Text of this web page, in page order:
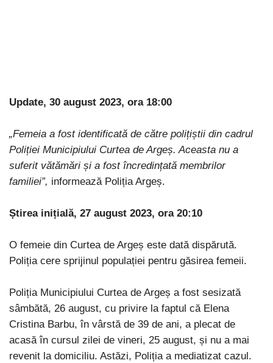
Update, 30 august 2023, ora 18:00
„Femeia a fost identificată de către polițiștii din cadrul
Poliției Municipiului Curtea de Argeș. Aceasta nu a
suferit vătămări și a fost încredințată membrilor
familiei”, informează Poliția Argeș.
Știrea inițială, 27 august 2023, ora 20:10
O femeie din Curtea de Argeș este dată dispărută.
Poliția cere sprijinul populației pentru găsirea femeii.
Poliția Municipiului Curtea de Argeș a fost sesizată
sâmbătă, 26 august, cu privire la faptul că Elena
Cristina Barbu, în vârstă de 39 de ani, a plecat de
acasă în cursul zilei de vineri, 25 august, și nu a mai
revenit la domiciliu. Astăzi, Poliția a mediatizat cazul.